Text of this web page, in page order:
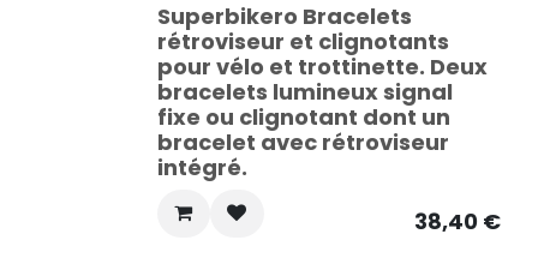
Superbikero Bracelets
rétroviseur et clignotants
pour vélo et trottinette. Deux
bracelets lumineux signal
fixe ou clignotant dont un
bracelet avec rétroviseur
intégré.
38,40€